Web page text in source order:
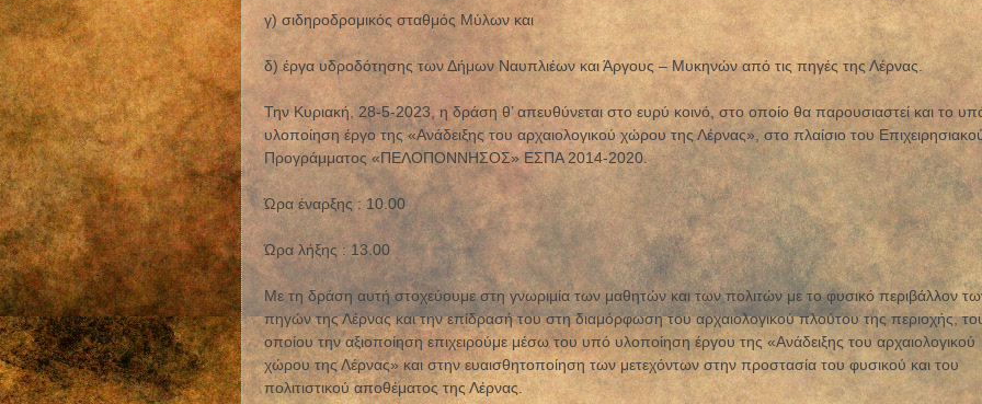
γ) σιδηροδρομικός σταθμός Μύλων και
δ) έργα υδροδότησης των Δήμων Ναυπλιέων και Άργους – Μυκηνών από τις πηγές της Λέρνας.
Την Κυριακή, 28-5-2023, η δράση θ’ απευθύνεται στο ευρύ κοινό, στο οποίο θα παρουσιαστεί και το
υλοποίηση έργο της «Ανάδειξης του αρχαιολογικού χώρου της Λέρνας», στο πλαίσιο του
Προγράμματος «ΠΕΛΟΠΟΝΝΗΣΟΣ» ΕΣΠΑ 2014-2020.
Ώρα έναρξης : 10.00
Ώρα λήξης : 13.00
Με τη δράση αυτή στοχεύουμε στη γνωριμία των μαθητών και των πολιτών με το φυσικό περιβάλλον
πηγών της Λέρνας και την επίδρασή του στη διαμόρφωση του αρχαιολογικού πλούτου της περιοχής,
οποίου την αξιοποίηση επιχειρούμε μέσω του υπό υλοποίηση έργου της «Ανάδειξης του αρχαιολογικού
χώρου της Λέρνας» και στην ευαισθητοποίηση των μετεχόντων στην προστασία του φυσικού και του
πολιτιστικού αποθέματος της Λέρνας.